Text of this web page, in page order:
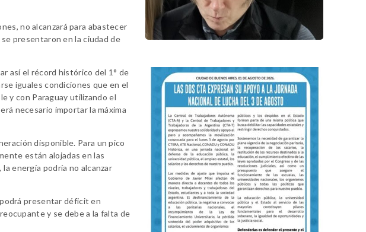
no alcanzará para abastecer
presentaron en la ciudad de
así el récord histórico del 1° de
iguales condiciones que en el
y con Paraguay utilizando el
necesario importar la máxima
disponible. Para un pico
están alojadas en las
energía podría no alcanzar
presentar déficit en
y se debe a la falta de